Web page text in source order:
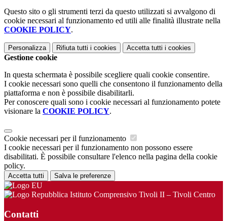
Questo sito o gli strumenti terzi da questo utilizzati si avvalgono di
cookie necessari al funzionamento ed utili alle finalità illustrate nella
COOKIE POLICY.
Personalizza Rifiuta tutti i cookies Accetta tutti i cookies
Gestione cookie
In questa schermata è possibile scegliere quali cookie consentire.
I cookie necessari sono quelli che consentono il funzionamento della
piattaforma e non è possibile disabilitarli.
Per conoscere quali sono i cookie necessari al funzionamento potete
visionare la COOKIE POLICY.
Cookie necessari per il funzionamento
I cookie necessari per il funzionamento non possono essere
disabilitati. È possibile consultare l'elenco nella pagina della cookie
policy.
Accetta tutti Salva le preferenze
Istituto Comprensivo Tivoli II – Tivoli Centro
Contatti